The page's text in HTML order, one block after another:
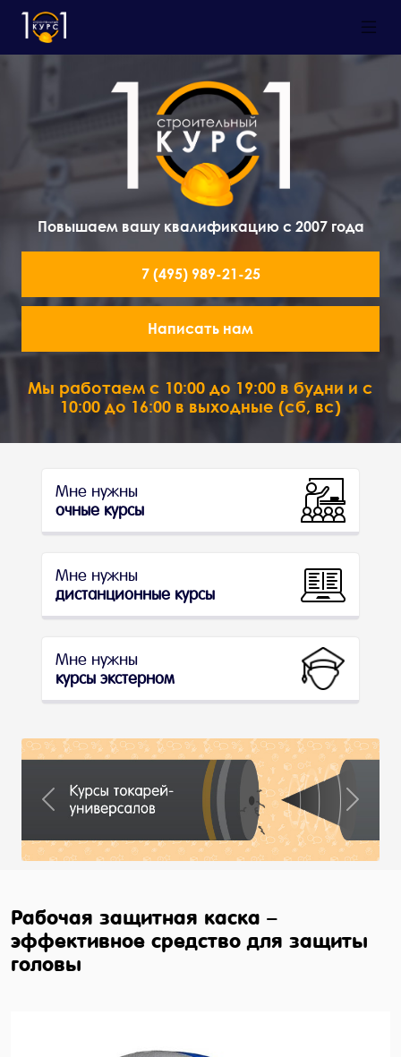
Повышаем вашу квалификацию с 2007 года
7 (495) 989-21-25
Написать нам
Мы работаем с 10:00 до 19:00 в будни и с
10:00 до 16:00 в выходные (сб, вс)
Мне нужны
очные курсы
Мне нужны
дистанционные курсы
Мне нужны
курсы экстерном
Previous Next
Рабочая защитная каска –
эффективное средство для защиты
головы